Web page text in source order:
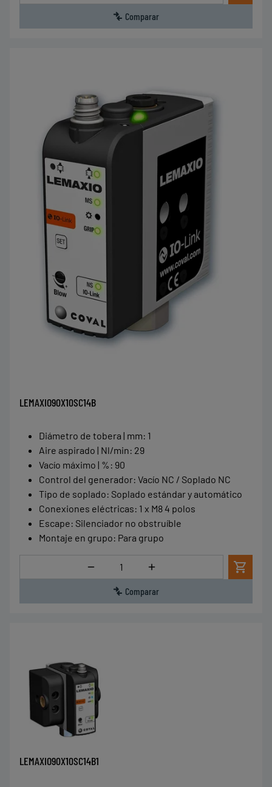
Comparar
LEMAXIO90X10SC14B
Diámetro de tobera | mm: 1
Aire aspirado | Nl/min: 29
Vacío máximo | % : 90
Control del generador: Vacío NC / Soplado NC
Tipo de soplado: Soplado estándar y automático
Conexiones eléctricas: 1 x M8 4 polos
Escape: Silenciador no obstruíble
Montaje en grupo: Para grupo
Cantidad
Comparar
LEMAXIO90X10SC14B1